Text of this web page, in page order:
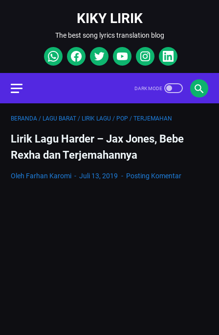
KIKY LIRIK
The best song lyrics translation blog
BERANDA / LAGU BARAT / LIRIK LAGU / POP / TERJEMAHAN
Lirik Lagu Harder – Jax Jones, Bebe
Rexha dan Terjemahannya
Oleh Farhan Karomi Juli 13, 2019 Posting Komentar